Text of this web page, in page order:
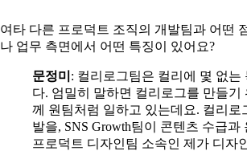
여타 다른 프로덕트 조직의 개발팀과 어떤
나 업무 측면에서 어떤 특징이 있어요?
문정미 : 컬리로그팀은 컬리에 몇 없는
다. 엄밀히 말하면 컬리로그를 만들기
께 원팀처럼 일하고 있는데요. 컬리로
발을, SNS Growth팀이 콘텐츠 수급과
프로덕트 디자인팀 소속인 제가 디자